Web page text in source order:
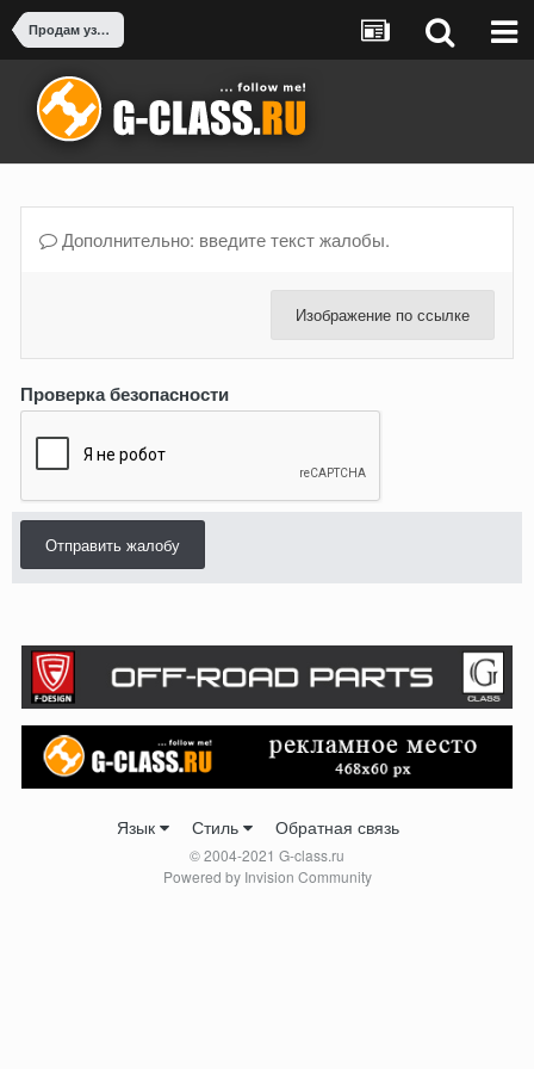
Продам узлы и запчасти от G-Class
Дополнительно: введите текст жалобы.
Изображение по ссылке
Проверка безопасности
Отправить жалобу
Язык Стиль Обратная связь
© 2004-2021 G-class.ru
Powered by Invision Community